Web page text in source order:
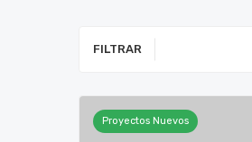
FILTRAR
Proyectos Nuevos